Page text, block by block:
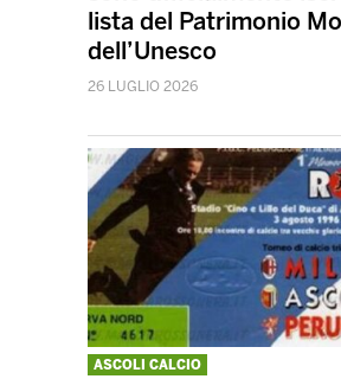
lista del Patrimonio
dell’Unesco
26 LUGLIO 2026
ASCOLI CALCIO